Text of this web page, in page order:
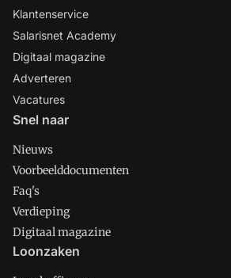
Klantenservice
Salarisnet Academy
Digitaal magazine
Adverteren
Vacatures
Snel naar
Nieuws
Voorbeelddocumenten
Faq's
Verdieping
Digitaal magazine
Loonzaken